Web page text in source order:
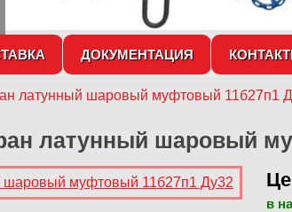
ДОКУМЕНТАЦИЯ
латунный шаровый муфтовый 11б27п1
латунный шаровый
в